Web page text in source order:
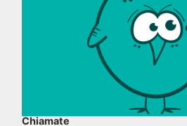
Chiamate